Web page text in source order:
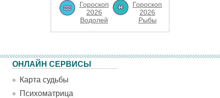
Гороскоп
2026
Водолей
Гороскоп
2026
Рыбы
ОНЛАЙН СЕРВИСЫ
Карта судьбы
Психоматрица